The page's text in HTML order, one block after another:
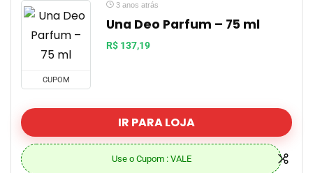
CUPOM
3 anos atrás
Una Deo Parfum – 75 ml
R$ 137,19
IR PARA LOJA
Use o Cupom : VALE